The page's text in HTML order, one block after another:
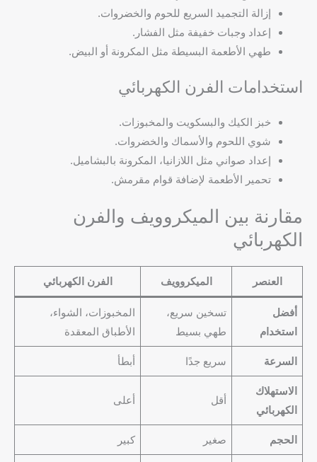
إزالة التجميد السريع للحوم والخضروات.
إعداد وجبات خفيفة مثل الفشار.
طهي الأطعمة البسيطة مثل المكرونة أو البيض.
استخدامات الفرن الكهربائي
خبز الكيك والبسكويت والمخبوزات.
شوي اللحوم والأسماك والخضروات.
إعداد صواني مثل اللازانيا، المكرونة بالبشاميل.
تحمير الأطعمة لإضافة قوام مقرمش.
مقارنة بين الميكروويف والفرن
الكهربائي
العنصر الميكروويف الفرن الكهربائي
أفضل
استخدام
تسخين سريع،
طهي بسيط
المخبوزات، الشواء،
الأطباق المعقدة
السرعة سريع جدًا أبطأ
الاستهلاك
الكهربائي
أقل أعلى
الحجم صغير كبير